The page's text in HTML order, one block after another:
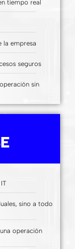
tiempo real
la empresa
seguros
sin
sino a todo
operación